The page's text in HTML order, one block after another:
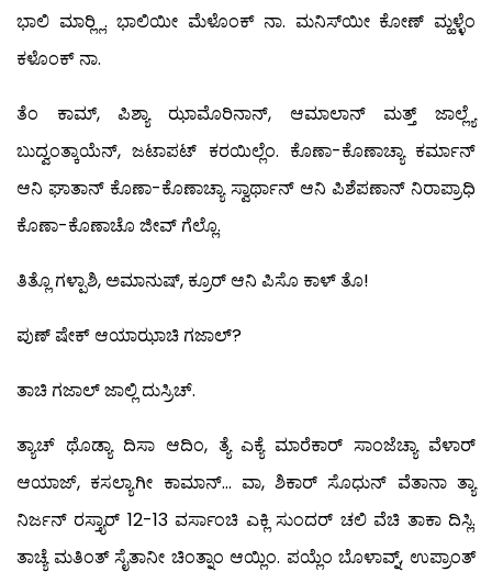
ಭಾಲಿ ಮಾರ್‍ಲ್ಲಿ. ಭಾಲಿಯೀ ಮೆಳೊಂಕ್ ನಾ. ಮನಿಸ್‍ಯೀ ಕೋಣ್ ಮ್ಹಳ್ಳೆಂ
ಕಳೊಂಕ್ ನಾ.
ತೆಂ ಕಾಮ್, ಪಿಶ್ಯಾ ಝಾಮೊರಿನಾನ್, ಆಮಾಲಾನ್ ಮತ್ತ್ ಜಾಲ್ಲ್ಯೆ
ಬುದ್ವಂತ್ಕಾಯೆನ್, ಜಟಾಪಟ್ ಕರಯಿಲ್ಲೆಂ. ಕೊಣಾ-ಕೊಣಾಚ್ಯಾ ಕರ್ಮಾನ್
ಆನಿ ಘಾತಾನ್ ಕೊಣಾ-ಕೊಣಾಚ್ಯಾ ಸ್ವಾರ್ಥಾನ್ ಆನಿ ಪಿಶೆಪಣಾನ್ ನಿರಾಪ್ರಾಧಿ
ಕೊಣಾ-ಕೊಣಾಚೊ ಜೀವ್ ಗೆಲ್ಲೊ.
ತಿತ್ಲೊ ಗಳ್ಪಾಶಿ, ಅಮಾನುಷ್, ಕ್ರೂರ್ ಆನಿ ಪಿಸೊ ಕಾಳ್ ತೊ!
ಪುಣ್ ಷೇಕ್ ಆಯಾಝಾಚಿ ಗಜಾಲ್?
ತಾಚಿ ಗಜಾಲ್ ಜಾಲ್ಲಿ ದುಸ್ರಿಚ್.
ತ್ಯಾಚ್ ಥೊಡ್ಯಾ ದಿಸಾ ಆದಿಂ, ತ್ಯೆ ಎಕ್ಯೆ ಮಾರೆಕಾರ್ ಸಾಂಜೆಚ್ಯಾ ವೆಳಾರ್
ಆಯಾಜ್, ಕಸಲ್ಯಾಗೀ ಕಾಮಾನ್… ವಾ, ಶಿಕಾರ್ ಸೊಧುನ್ ವೆತಾನಾ ತ್ಯಾ
ನಿರ್ಜನ್ ರಸ್ತ್ಯಾರ್ 12-13 ವರ್ಸಾಂಚಿ ಎಕ್ಲಿ ಸುಂದರ್ ಚಲಿ ವೆಚಿ ತಾಕಾ ದಿಸ್ಲಿ.
ತಾಚ್ಯೆ ಮತಿಂತ್ ಸೈತಾನೀ ಚಿಂತ್ನಾಂ ಆಯ್ಲಿಂ. ಪಯ್ಲೆಂ ಬೊಳಾವ್ನ್, ಉಪ್ರಾಂತ್